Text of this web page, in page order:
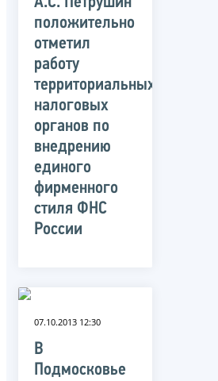
положительно
отметил
работу
территориальных
налоговых
органов по
внедрению
единого
фирменного
стиля ФНС
России
07.10.2013 12:30
В
Подмосковье